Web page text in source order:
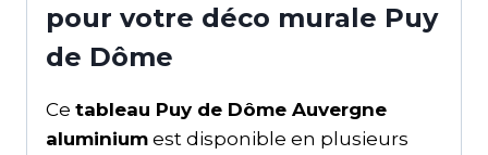
pour votre déco murale Puy
de Dôme
Ce tableau Puy de Dôme Auvergne
aluminium est disponible en plusieurs